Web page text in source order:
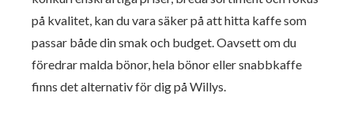
på kvalitet, kan du vara säker på att hitta kaffe som
passar både din smak och budget. Oavsett om du
föredrar malda bönor, hela bönor eller snabbkaffe
finns det alternativ för dig på Willys.